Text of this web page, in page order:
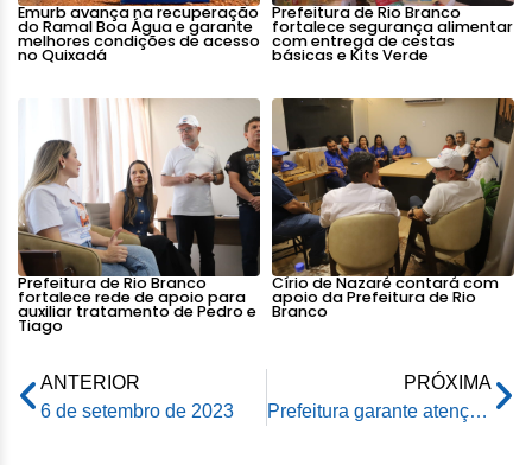
Emurb avança na recuperação
do Ramal Boa Água e garante
melhores condições de acesso
no Quixadá
Prefeitura de Rio Branco
fortalece segurança alimentar
com entrega de cestas
básicas e Kits Verde
Prefeitura de Rio Branco
fortalece rede de apoio para
auxiliar tratamento de Pedro e
Tiago
Círio de Nazaré contará com
apoio da Prefeitura de Rio
Branco
ANTERIOR
6 de setembro de 2023
PRÓXIMA
Prefeitura garante atenção às pessoas que sofrem Alzheimer em Rio Branco